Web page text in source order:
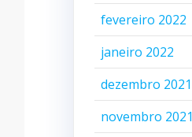
fevereiro 2022
janeiro 2022
dezembro 2021
novembro 2021